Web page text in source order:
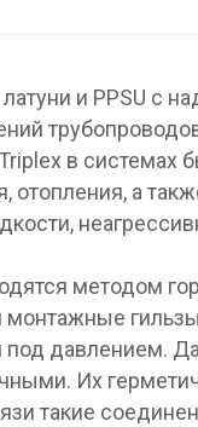
и PPSU с
в системах
а
методом
монтажные
под давлением.
Их
такие